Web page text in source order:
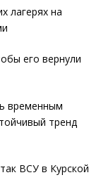
лагерях на
его вернули
временным
тренд
ВСУ в Курской